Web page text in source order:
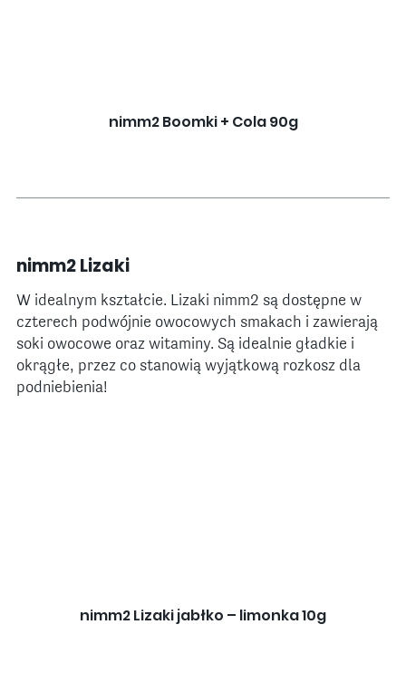
nimm2 Boomki + Cola 90g
nimm2 Lizaki
W idealnym kształcie. Lizaki nimm2 są dostępne w
czterech podwójnie owocowych smakach i zawierają
soki owocowe oraz witaminy. Są idealnie gładkie i
okrągłe, przez co stanowią wyjątkową rozkosz dla
podniebienia!
nimm2 Lizaki jabłko – limonka 10g